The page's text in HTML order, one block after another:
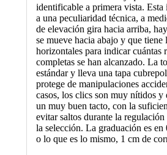
identificable a primera vista. Esta
a una peculiaridad técnica, a
de elevación gira hacia arriba,
se mueve hacia abajo y que tiene
horizontales para indicar cuántas
completas se han alcanzado. La
estándar y lleva una tapa
protege de manipulaciones
casos, los clics son muy nítidos y
un muy buen tacto, con la
evitar saltos durante la regulación
la selección. La graduación es
o lo que es lo mismo, 1 cm de